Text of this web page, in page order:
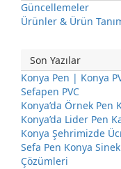
Güncellemeler
Ürünler & Ürün
Son Yazılar
Konya Pen | Konya
Sefapen PVC
Konya’da Örnek Pen
Konya’da Lider Pen
Konya Şehrimizde
Sefa Pen Konya
Çözümleri